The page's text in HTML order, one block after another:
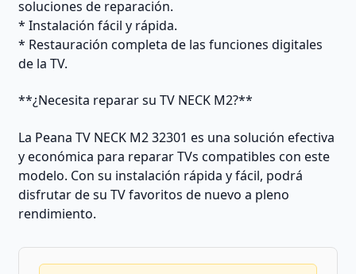
soluciones de reparación.
* Instalación fácil y rápida.
* Restauración completa de las funciones digitales
de la TV.
**¿Necesita reparar su TV NECK M2?**
La Peana TV NECK M2 32301 es una solución efectiva
y económica para reparar TVs compatibles con este
modelo. Con su instalación rápida y fácil, podrá
disfrutar de su TV favoritos de nuevo a pleno
rendimiento.